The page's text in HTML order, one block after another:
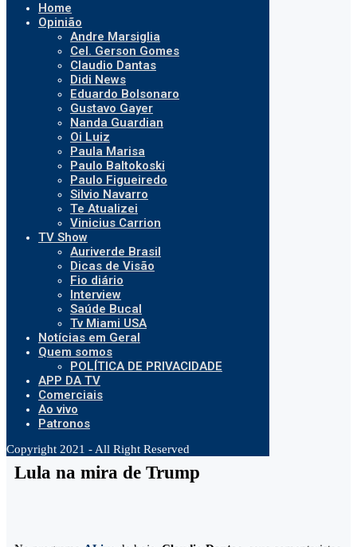
Home
Opinião
Andre Marsiglia
Cel. Gerson Gomes
Claudio Dantas
Didi News
Eduardo Bolsonaro
Gustavo Gayer
Nanda Guardian
Oi Luiz
Paula Marisa
Paulo Baltokoski
Paulo Figueiredo
Silvio Navarro
Te Atualizei
Vinicius Carrion
TV Show
Auriverde Brasil
Dicas de Visão
Fio diário
Interview
Saúde Bucal
Tv Miami USA
Notícias em Geral
Quem somos
POLÍTICA DE PRIVACIDADE
APP DA TV
Comerciais
Ao vivo
Patronos
Copyright 2021 - All Right Reserved
Lula na mira de Trump